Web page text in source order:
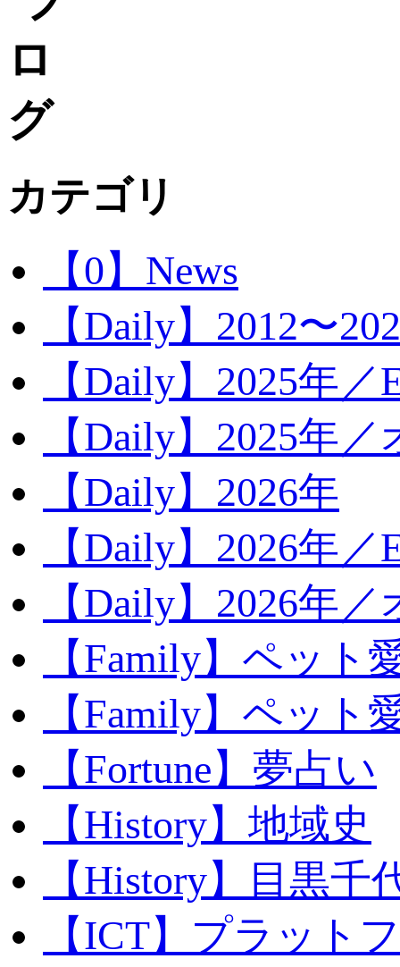
カテゴリ
【0】News
【Daily】2012〜
【Daily】2025年／
【Daily】2025年
【Daily】2026年
【Daily】2026年／
【Daily】2026年
【Family】ペット
【Family】ペット
【Fortune】夢占い
【History】地域史
【History】目黒千
【ICT】プラット